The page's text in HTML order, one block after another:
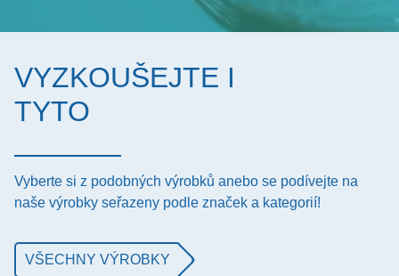
VYZKOUŠEJTE I
TYTO
Vyberte si z podobných výrobků anebo se podívejte na
naše výrobky seřazeny podle značek a kategorií!
VŠECHNY VÝROBKY